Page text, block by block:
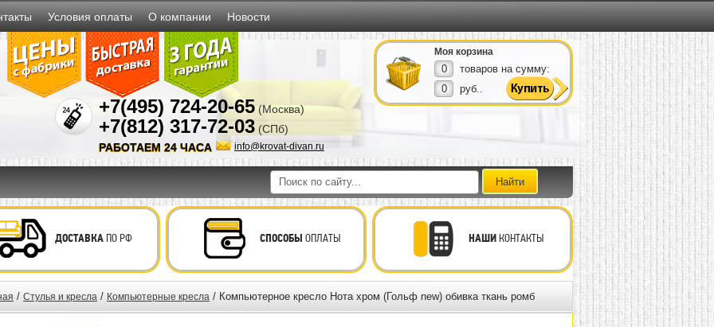
Условия оплаты О компании Новости
+7(495) 724-20-65 (Москва)
+7(812) 317-72-03 (СПб)
info@krovat-divan.ru
РАБОТАЕМ 24 ЧАСА
Моя корзина
0
товаров на сумму:
0
руб..
ДОСТАВКАПО РФ СПОСОБЫ ОПЛАТЫ НАШИКОНТАКТЫ
/ Стулья и кресла / Компьютерные кресла / Компьютерное кресло Нота хром (Гольф new) обивка ткань ромб